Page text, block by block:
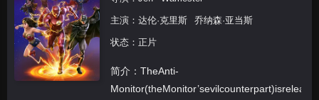
主演： 达伦·克里斯 乔纳森·亚当斯
状态：正片
简介：TheAnti-